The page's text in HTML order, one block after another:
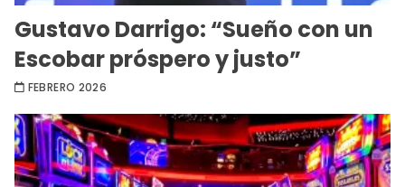
Gustavo Darrigo: “Sueño con un
Escobar próspero y justo”
FEBRERO 2026